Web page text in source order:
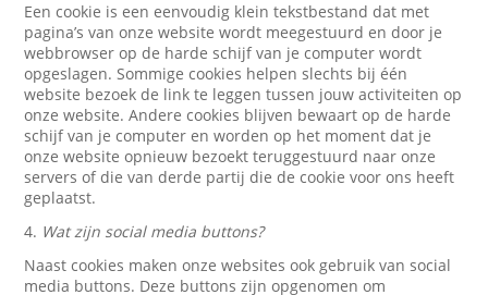
Een cookie is een eenvoudig klein tekstbestand dat met
pagina’s van onze website wordt meegestuurd en door je
webbrowser op de harde schijf van je computer wordt
opgeslagen. Sommige cookies helpen slechts bij één
website bezoek de link te leggen tussen jouw activiteiten op
onze website. Andere cookies blijven bewaart op de harde
schijf van je computer en worden op het moment dat je
onze website opnieuw bezoekt teruggestuurd naar onze
servers of die van derde partij die de cookie voor ons heeft
geplaatst.
4. Wat zijn social media buttons?
Naast cookies maken onze websites ook gebruik van social
media buttons. Deze buttons zijn opgenomen om